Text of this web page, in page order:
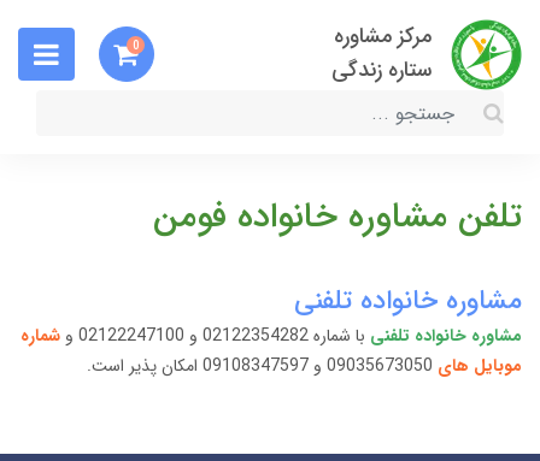
مرکز مشاوره
ستاره زندگی
0
تلفن مشاوره خانواده فومن
مشاوره خانواده تلفنی
مشاوره خانواده تلفنی با شماره 02122354282 و 02122247100 و
شماره
موبایل های